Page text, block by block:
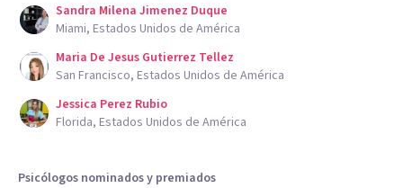
Sandra Milena Jimenez Duque
Miami, Estados Unidos de América
Maria De Jesus Gutierrez Tellez
San Francisco, Estados Unidos de América
Jessica Perez Rubio
Florida, Estados Unidos de América
Psicólogos nominados y premiados